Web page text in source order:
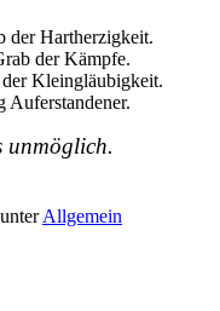
der Hartherzigkeit.
der Kämpfe.
Kleingläubigkeit.
unmöglich.
unterAllgemein